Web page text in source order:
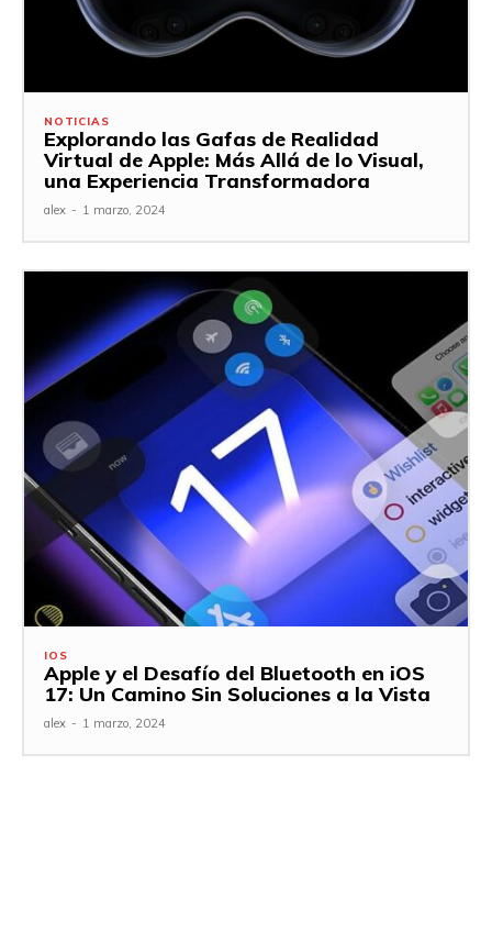
NOTICIAS
Explorando las Gafas de Realidad
Virtual de Apple: Más Allá de lo Visual,
una Experiencia Transformadora
alex - 1 marzo, 2024
IOS
Apple y el Desafío del Bluetooth en iOS
17: Un Camino Sin Soluciones a la Vista
alex - 1 marzo, 2024